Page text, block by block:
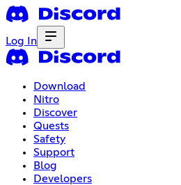
Log In
Download
Nitro
Discover
Quests
Safety
Support
Blog
Developers